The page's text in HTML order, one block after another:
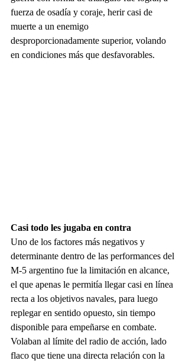
fuerza de osadía y coraje, herir casi de
muerte a un enemigo
desproporcionadamente superior, volando
en condiciones más que desfavorables.
Casi todo les jugaba en contra
Uno de los factores más negativos y
determinante dentro de las performances del
M-5 argentino fue la limitación en alcance,
el que apenas le permitía llegar casi en línea
recta a los objetivos navales, para luego
replegar en sentido opuesto, sin tiempo
disponible para empeñarse en combate.
Volaban al límite del radio de acción, lado
flaco que tiene una directa relación con la